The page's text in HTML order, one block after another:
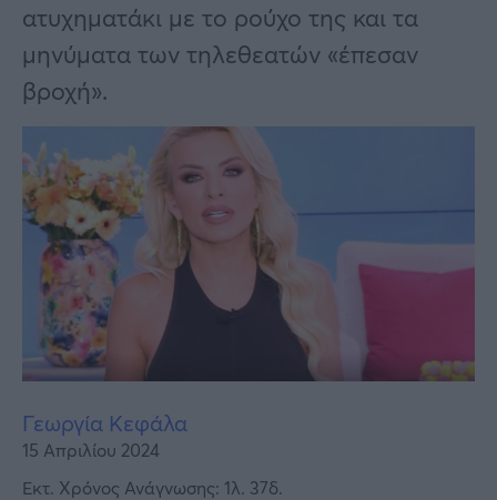
Viral
Κουζίνα
Ζώδια
ατυχηματάκι με το ρούχο της και τα
μηνύματα των τηλεθεατών «έπεσαν
βροχή».
Γεωργία Κεφάλα
15 Απριλίου 2024
Εκτ. Χρόνος Ανάγνωσης: 1λ. 37δ.